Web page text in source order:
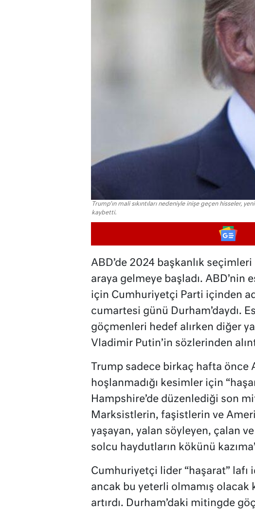
Trump'ın mali sıkıntıları nedeniyle inişe geçen hisseler,
kaybetti.
ABD’de 2024 başkanlık
araya gelmeye başladı. ABD’nin
için Cumhuriyetçi Parti içinden
cumartesi günü Durham’daydı.
göçmenleri hedef alırken diğer
Vladimir Putin’in sözlerinden
Trump sadece birkaç hafta önce
hoşlanmadığı kesimler için
Hampshire’de düzenlediği son
Marksistlerin, faşistlerin ve
yaşayan, yalan söyleyen, çalan
solcu haydutların kökünü
Cumhuriyetçi lider “haşarat”
ancak bu yeterli olmamış
artırdı. Durham’daki mitingde